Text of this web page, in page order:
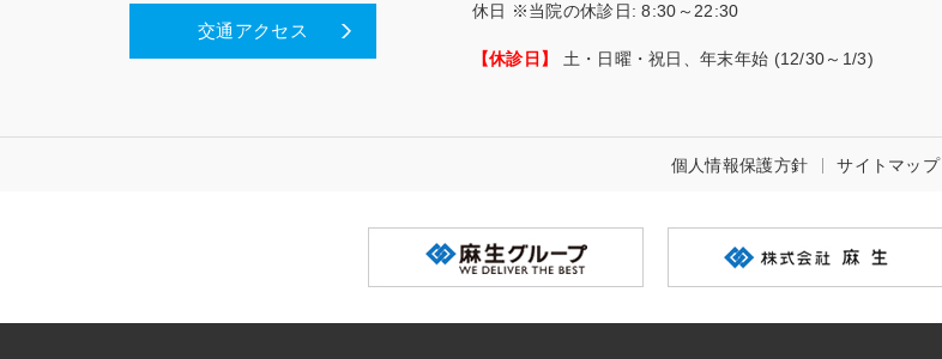
交通アクセス
休日 ※当院の休診日: 8:30～22:30
【休診日】 土・日曜・祝日、年末年始 (12/30～1/3)
個人情報保護方針 サイトマップ